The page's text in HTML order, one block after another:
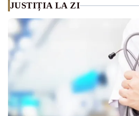
JUSTIȚIA LA ZI